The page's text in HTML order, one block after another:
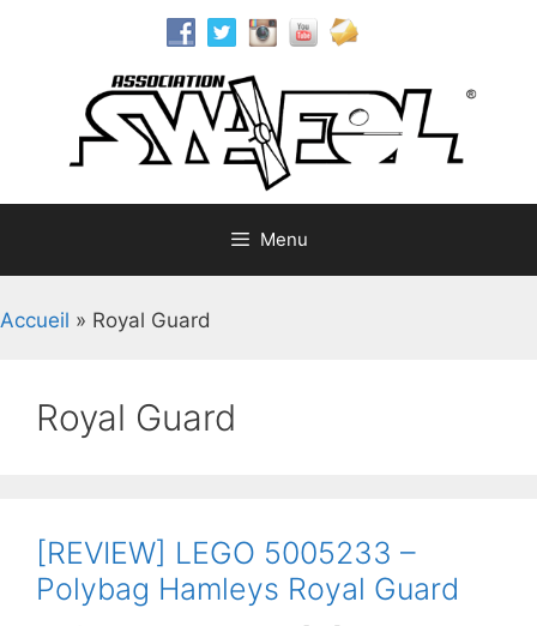
Menu
Accueil » Royal Guard
Royal Guard
[REVIEW] LEGO 5005233 –
Polybag Hamleys Royal Guard